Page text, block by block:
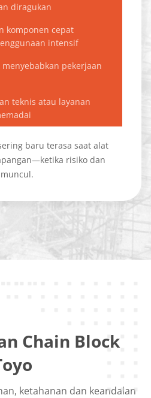
diragukan
komponen cepat
intensif
pekerjaan
teknis atau layanan
baru terasa saat alat
risiko dan
Chain Block
ketahanan dan keandalan